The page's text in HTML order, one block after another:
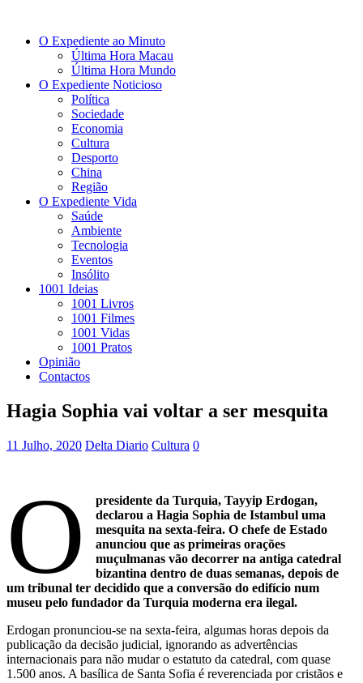
O Expediente ao Minuto
Última Hora Macau
Última Hora Mundo
O Expediente Noticioso
Política
Sociedade
Economia
Cultura
Desporto
China
Região
O Expediente Vida
Saúde
Ambiente
Tecnologia
Eventos
Insólito
1001 Ideias
1001 Livros
1001 Filmes
1001 Vidas
1001 Pratos
Opinião
Contactos
Hagia Sophia vai voltar a ser mesquita
11 Julho, 2020 Delta Diario Cultura 0
O
presidente da Turquia, Tayyip Erdogan,
declarou a Hagia Sophia de Istambul uma
mesquita na sexta-feira. O chefe de Estado
anunciou que as primeiras orações
muçulmanas vão decorrer na antiga catedral
bizantina dentro de duas semanas, depois de
um tribunal ter decidido que a conversão do edifício num
museu pelo fundador da Turquia moderna era ilegal.
Erdogan pronunciou-se na sexta-feira, algumas horas depois da
publicação da decisão judicial, ignorando as advertências
internacionais para não mudar o estatuto da catedral, com quase
1.500 anos. A basílica de Santa Sofia é reverenciada por cristãos e